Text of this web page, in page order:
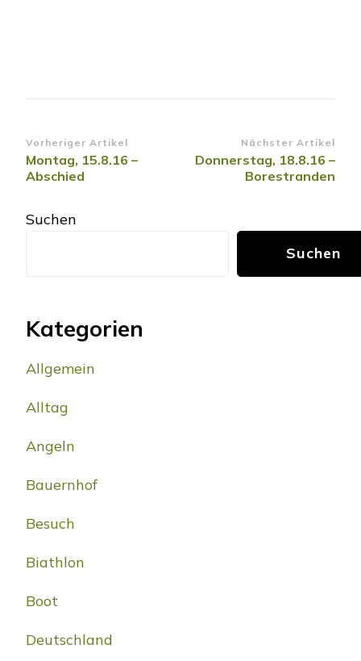
Beitragsnavigation
Vorheriger Artikel
Montag, 15.8.16 –
Abschied
Nächster Artikel
Donnerstag, 18.8.16 –
Borestranden
Suchen
Suchen
Kategorien
Allgemein
Alltag
Angeln
Bauernhof
Besuch
Biathlon
Boot
Deutschland